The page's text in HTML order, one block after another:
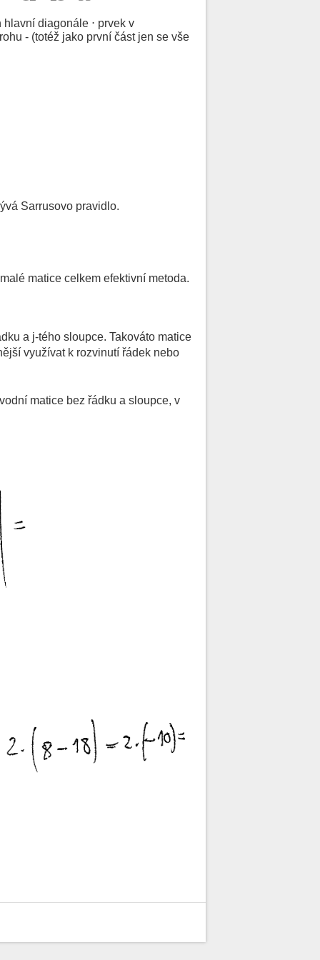
diagonále ⋅ prvek v
- (totéž jako první část jen se vše
Sarrusovo pravidlo.
matice celkem efektivní metoda.
a j-tého sloupce. Takováto matice
využívat k rozvinutí řádek nebo
matice bez řádku a sloupce, v